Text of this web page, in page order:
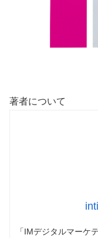
著者について
「IMデジタルマーケ